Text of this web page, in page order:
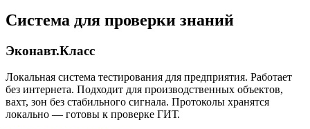
Система для проверки знаний
Эконавт.Класс
Локальная система тестирования для предприятия. Работает
без интернета. Подходит для производственных объектов,
вахт, зон без стабильного сигнала. Протоколы хранятся
локально — готовы к проверке ГИТ.